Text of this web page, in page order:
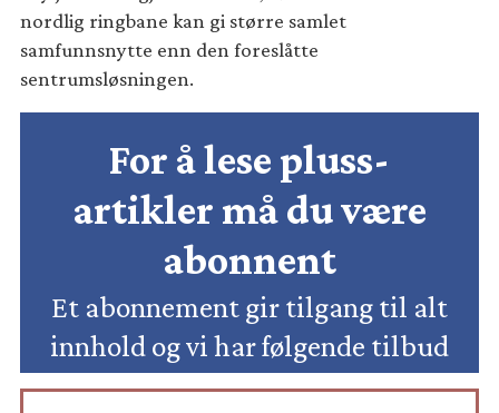
nordlig ringbane kan gi større samlet
samfunnsnytte enn den foreslåtte
sentrumsløsningen.
For å lese pluss-
artikler må du være
abonnent
Et abonnement gir tilgang til alt
innhold og vi har følgende tilbud